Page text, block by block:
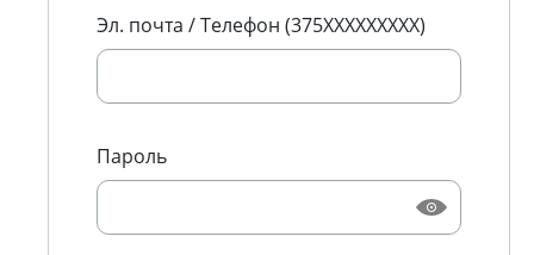
Эл. почта / Телефон (375XXXXXXXXX)
Пароль